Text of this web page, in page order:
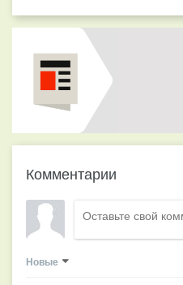
Комментарии
Новые